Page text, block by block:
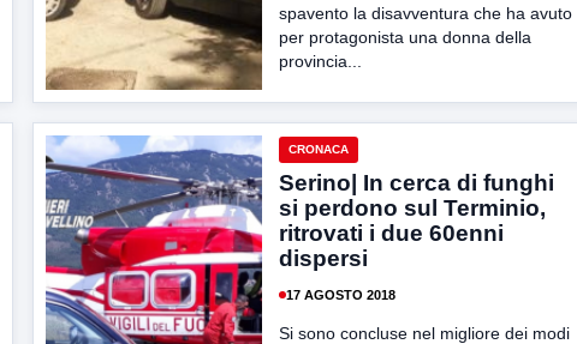
spavento la disavventura che ha avuto
per protagonista una donna della
provincia...
CRONACA
Serino| In cerca di funghi
si perdono sul Terminio,
ritrovati i due 60enni
dispersi
17 AGOSTO 2018
Si sono concluse nel migliore dei modi